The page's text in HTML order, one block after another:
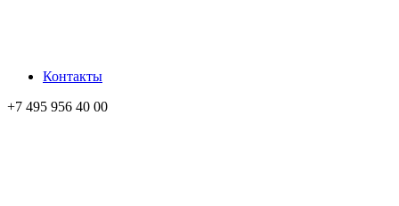
Контакты
+7 495 956 40 00